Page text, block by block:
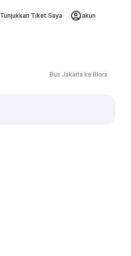
Tunjukkan Tiket Saya akun
Bus Jakarta ke Blora